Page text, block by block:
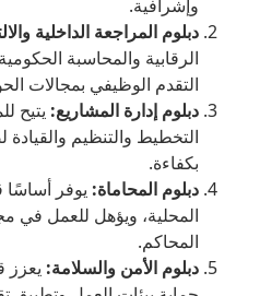
وإشرافية.
دبلوم المراجعة الداخلية
الرقابية والمحاسبة
التقدم الوظيفي بمجالات
دبلوم إدارة المشاريع: يتيح
التخطيط والتنظيم والقيادة
بكفاءة.
دبلوم المحاماة: يوفر أساسًا
المحلية، ويؤهل للعمل في
المحاكم.
دبلوم الأمن والسلامة: يعزز